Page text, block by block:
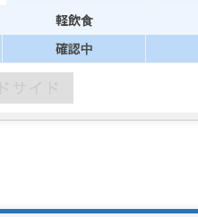
軽飲食
確認中